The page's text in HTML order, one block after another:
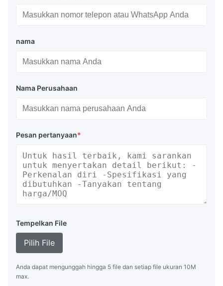
nama
Nama Perusahaan
Pesan pertanyaan*
Tempelkan File
Pilih File
Anda dapat mengunggah hingga 5 file dan setiap file ukuran 10M
max.